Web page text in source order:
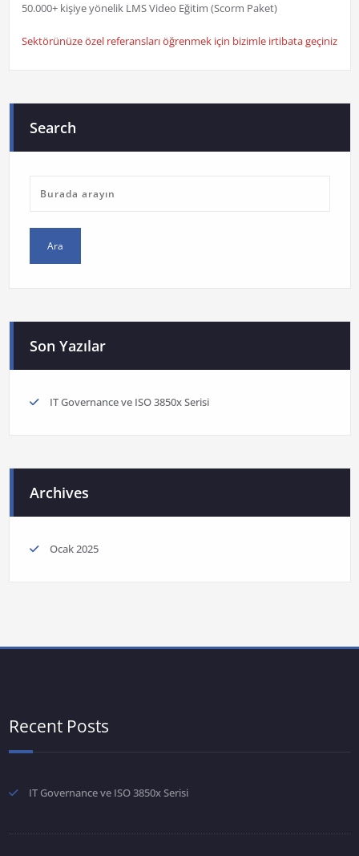
50.000+ kişiye yönelik LMS Video Eğitim (Scorm Paket)
Sektörünüze özel referansları öğrenmek için bizimle irtibata geçiniz
Search
Son Yazılar
IT Governance ve ISO 3850x Serisi
Archives
Ocak 2025
Recent Posts
IT Governance ve ISO 3850x Serisi